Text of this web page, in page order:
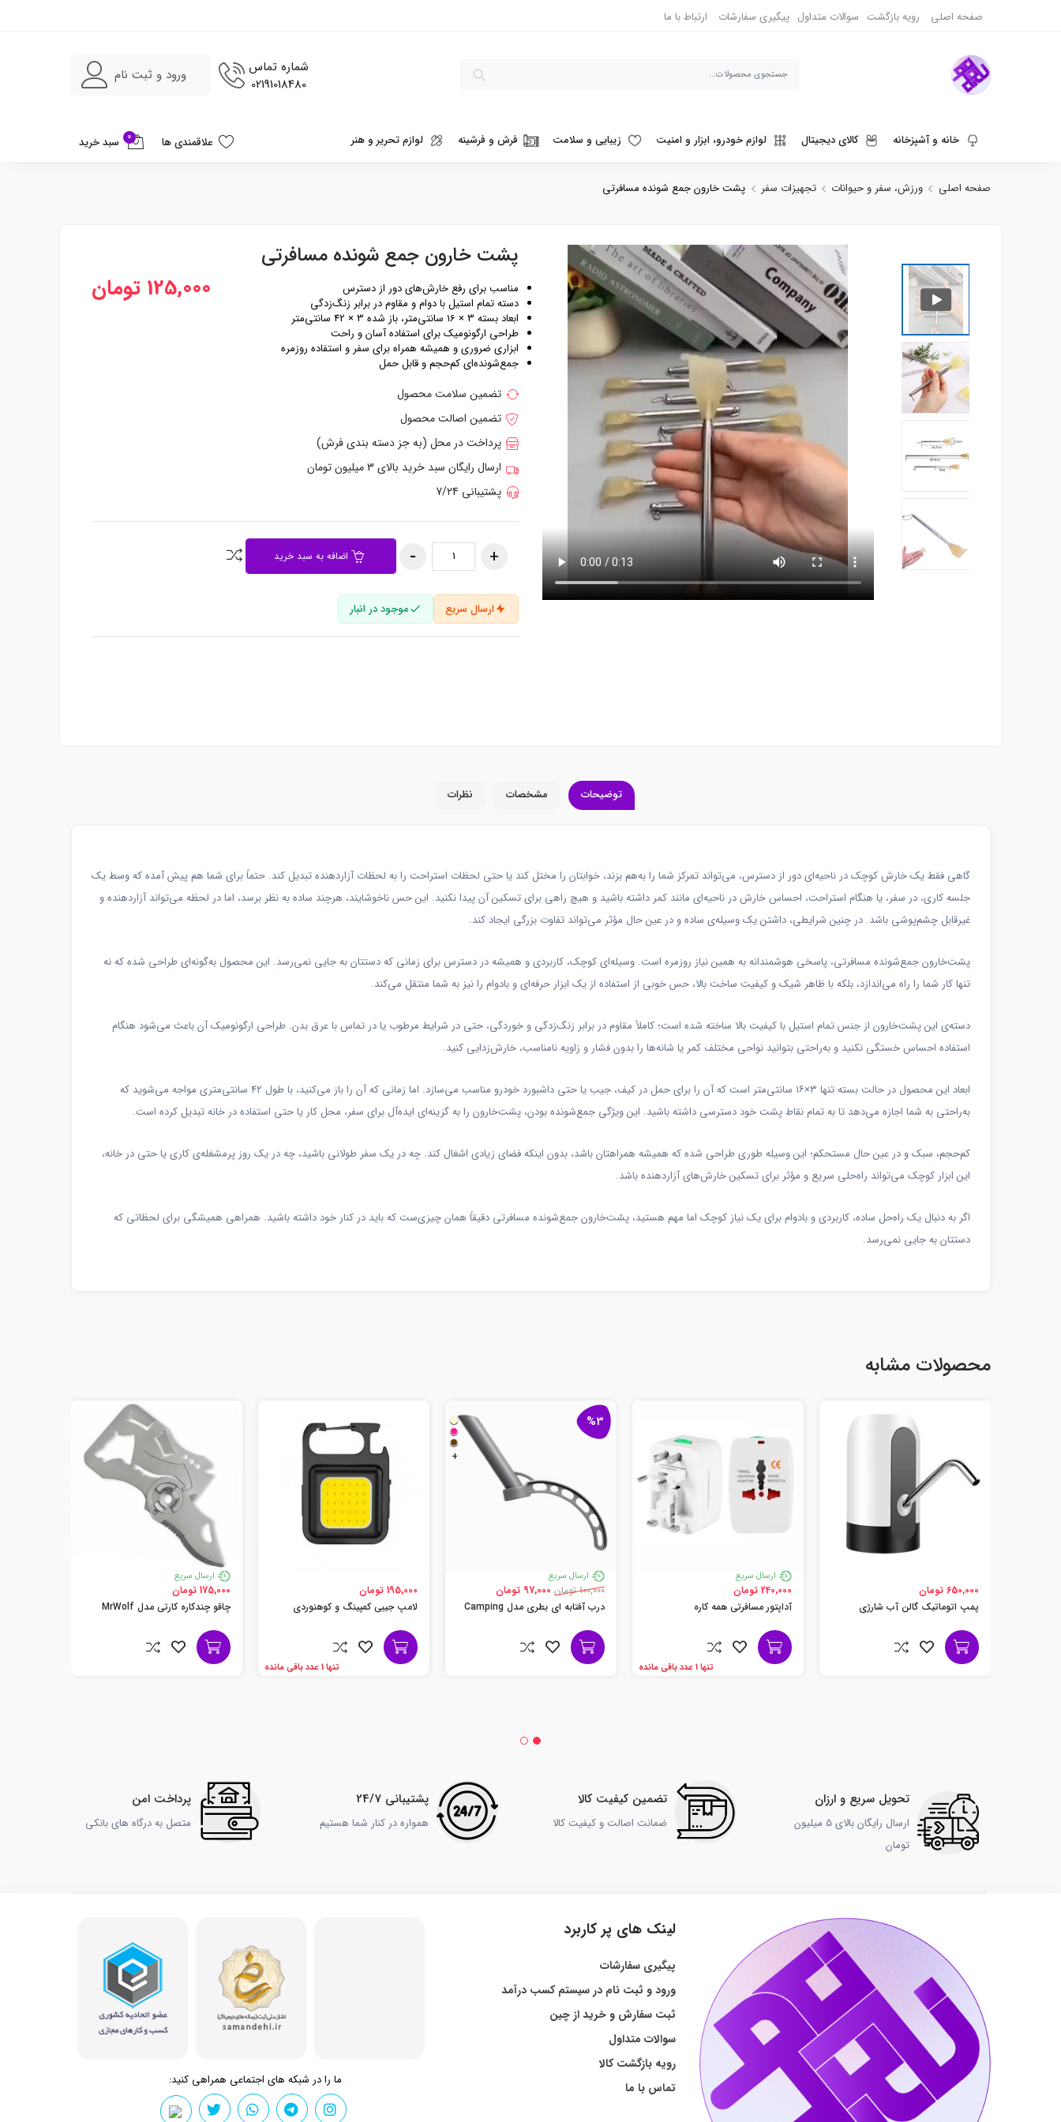
صفحه اصلی رویه بازگشت سوالات متداول پیگیری سفارشات ارتباط با ما
شماره تماس
02191018480
ورود و ثبت نام
خانه و آشپزخانه کالای دیجیتال لوازم خودرو، ابزار و امنیت زیبایی و سلامت فرش و فرشینه لوازم تحریر و هنر
ورزش، سفر و حیوانات دنیای قهوه و نوشیدنی
علاقمندی ها 0 سبد خرید
صفحه اصلی ورزش، سفر و حیوانات تجهیزات سفر پشت خارون جمع شونده مسافرتی
پشت خارون جمع شونده مسافرتی
125,000 تومان
مناسب برای رفع خارش‌های دور از دسترس
دسته تمام استیل با دوام و مقاوم در برابر زنگ‌زدگی
ابعاد بسته 3 × 16 سانتی‌متر، باز شده 3 × 42 سانتی‌متر
طراحی ارگونومیک برای استفاده آسان و راحت
ابزاری ضروری و همیشه همراه برای سفر و استفاده روزمره
جمع‌شونده‌ای کم‌حجم و قابل حمل
تضمین سلامت محصول
تضمین اصالت محصول
پرداخت در محل (به جز دسته بندی فرش)
ارسال رایگان سبد خرید بالای 3 میلیون تومان
پشتیبانی 7/24
اضافه به سبد خرید
ارسال سریع موجود در انبار
توضیحات مشخصات نظرات
گاهی فقط یک خارش کوچک در ناحیه‌ای دور از دسترس، می‌تواند تمرکز شما را به‌هم بزند، خوابتان را مختل کند یا حتی لحظات استراحت را به لحظات آزاردهنده تبدیل کند. حتماً برای شما هم پیش آمده که وسط یک
جلسه کاری، در سفر، یا هنگام استراحت، احساس خارش در ناحیه‌ای مانند کمر داشته باشید و هیچ راهی برای تسکین آن پیدا نکنید. این حس ناخوشایند، هرچند ساده به نظر برسد، اما در لحظه می‌تواند آزاردهنده و
غیرقابل چشم‌پوشی باشد. در چنین شرایطی، داشتن یک وسیله‌ی ساده و در عین حال مؤثر می‌تواند تفاوت بزرگی ایجاد کند.
پشت‌خارون جمع‌شونده مسافرتی، پاسخی هوشمندانه به همین نیاز روزمره است. وسیله‌ای کوچک، کاربردی و همیشه در دسترس برای زمانی که دستتان به جایی نمی‌رسد. این محصول به‌گونه‌ای طراحی شده که نه
تنها کار شما را راه می‌اندازد، بلکه با ظاهر شیک و کیفیت ساخت بالا، حس خوبی از استفاده از یک ابزار حرفه‌ای و بادوام را نیز به شما منتقل می‌کند.
دسته‌ی این پشت‌خارون از جنس تمام استیل با کیفیت بالا ساخته شده است؛ کاملاً مقاوم در برابر زنگ‌زدگی و خوردگی، حتی در شرایط مرطوب یا در تماس با عرق بدن. طراحی ارگونومیک آن باعث می‌شود هنگام
استفاده احساس خستگی نکنید و به‌راحتی بتوانید نواحی مختلف کمر یا شانه‌ها را بدون فشار و زاویه نامناسب، خارش‌زدایی کنید.
ابعاد این محصول در حالت بسته تنها ۳×۱۶ سانتی‌متر است که آن را برای حمل در کیف، جیب یا حتی داشبورد خودرو مناسب می‌سازد. اما زمانی که آن را باز می‌کنید، با طول ۴۲ سانتی‌متری مواجه می‌شوید که
به‌راحتی به شما اجازه می‌دهد تا به تمام نقاط پشت خود دسترسی داشته باشید. این ویژگی جمع‌شونده بودن، پشت‌خارون را به گزینه‌ای ایده‌آل برای سفر، محل کار یا حتی استفاده در خانه تبدیل کرده است.
کم‌حجم، سبک و در عین حال مستحکم؛ این وسیله طوری طراحی شده که همیشه همراهتان باشد، بدون اینکه فضای زیادی اشغال کند. چه در یک سفر طولانی باشید، چه در یک روز پرمشغله‌ی کاری یا حتی در خانه،
این ابزار کوچک می‌تواند راه‌حلی سریع و مؤثر برای تسکین خارش‌های آزاردهنده باشد.
اگر به دنبال یک راه‌حل ساده، کاربردی و بادوام برای یک نیاز کوچک اما مهم هستید، پشت‌خارون جمع‌شونده مسافرتی دقیقاً همان چیزی‌ست که باید در کنار خود داشته باشید. همراهی همیشگی برای لحظاتی که
دستتان به جایی نمی‌رسد.
محصولات مشابه
650,000 تومان
پمپ اتوماتیک گالن آب شارژی
ارسال سریع
240,000 تومان
آداپتور مسافرتی همه کاره
تنها 1 عدد باقی مانده
%3
+
ارسال سریع
100,000 تومان
97,000 تومان
درب آفتابه ای بطری مدل Camping
195,000 تومان
لامپ جیبی کمپینگ و کوهنوردی
تنها 1 عدد باقی مانده
ارسال سریع
175,000 تومان
چاقو چندکاره کارتی مدل MrWolf
تحویل سریع و ارزان
ارسال رایگان بالای 5 میلیون
تومان
تضمین کیفیت کالا
ضمانت اصالت و کیفیت کالا
پشتیبانی 24/7
همواره در کنار شما هستیم
پرداخت امن
متصل به درگاه های بانکی
لینک های پر کاربرد
پیگیری سفارشات
ورود و ثبت نام در سیستم کسب درآمد
ثبت سفارش و خرید از چین
سوالات متداول
رویه بازگشت کالا
تماس با ما
ما را در شبکه های اجتماعی همراهی کنید: